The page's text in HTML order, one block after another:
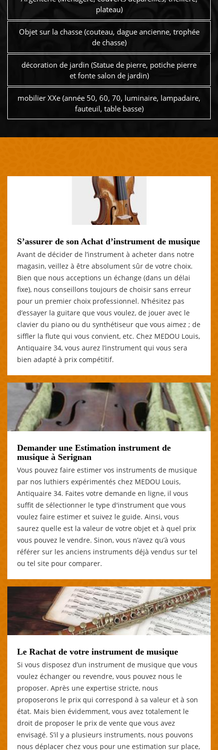
plateau)
Objet sur la chasse (couteau, dague ancienne, trophée
de chasse)
décoration de jardin (Statue de pierre, potiche pierre
et fonte salon de jardin)
mobilier XXe (année 50, 60, 70, luminaire, lampadaire,
fauteuil, table basse)
S’assurer de son Achat d’instrument de musique
Avant de décider de l’instrument à acheter dans notre
magasin, veillez à être absolument sûr de votre choix.
Bien que nous acceptions un échange (dans un délai
fixe), nous conseillons toujours de choisir sans erreur
pour un premier choix professionnel. N’hésitez pas
d’essayer la guitare que vous voulez, de jouer avec le
clavier du piano ou du synthétiseur que vous aimez ; de
siffler la flute qui vous convient, etc. Chez MEDOU Louis,
Antiquaire 34, vous aurez l’instrument qui vous sera
bien adapté à prix compétitif.
Demander une Estimation instrument de
musique à Serignan
Vous pouvez faire estimer vos instruments de musique
par nos luthiers expérimentés chez MEDOU Louis,
Antiquaire 34. Faites votre demande en ligne, il vous
suffit de sélectionner le type d'instrument que vous
voulez faire estimer et suivez le guide. Ainsi, vous
saurez quelle est la valeur de votre objet et à quel prix
vous pouvez le vendre. Sinon, vous n’avez qu’à vous
référer sur les anciens instruments déjà vendus sur tel
ou tel site pour comparer.
Le Rachat de votre instrument de musique
Si vous disposez d’un instrument de musique que vous
voulez échanger ou revendre, vous pouvez nous le
proposer. Après une expertise stricte, nous
proposerons le prix qui correspond à sa valeur et à son
état. Mais bien évidemment, vous avez totalement le
droit de proposer le prix de vente que vous avez
envisagé. S’il y a plusieurs instruments, nous pouvons
nous déplacer chez vous pour une estimation sur place,